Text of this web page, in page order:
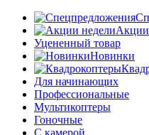
Акции
Уцененный товар
Новинки
Для начинающих
Профессиональные
Мультикоптеры
Гоночные
C камерой